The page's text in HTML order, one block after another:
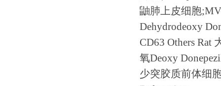
鼬肺上皮细胞
Dehydrodeoxy
CD63 Others Rat
氧Deoxy
少突胶质前体细